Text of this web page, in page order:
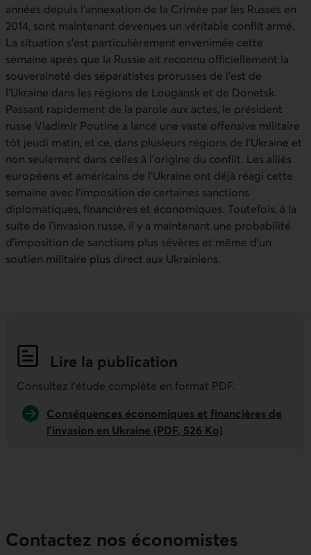
années depuis l’annexation de la Crimée par les Russes en
2014, sont maintenant devenues un véritable conflit armé.
La situation s’est particulièrement envenimée cette
semaine après que la Russie ait reconnu officiellement la
souveraineté des séparatistes prorusses de l’est de
l’Ukraine dans les régions de Lougansk et de Donetsk.
Passant rapidement de la parole aux actes, le président
russe Vladimir Poutine a lancé une vaste offensive militaire
tôt jeudi matin, et ce, dans plusieurs régions de l’Ukraine et
non seulement dans celles à l’origine du conflit. Les alliés
européens et américains de l’Ukraine ont déjà réagi cette
semaine avec l’imposition de certaines sanctions
diplomatiques, financières et économiques. Toutefois, à la
suite de l’invasion russe, il y a maintenant une probabilité
d’imposition de sanctions plus sévères et même d’un
soutien militaire plus direct aux Ukrainiens.
Lire la publication
Indicateurs économiques de la
Consultez l'étude complète en format PDF.
Conséquences économiques et financières de
l’invasion en Ukraine (PDF, 526 Ko)
Contactez nos économistes